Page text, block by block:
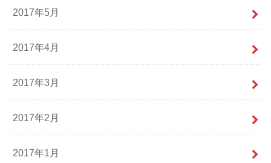
2017年5月
2017年4月
2017年3月
2017年2月
2017年1月